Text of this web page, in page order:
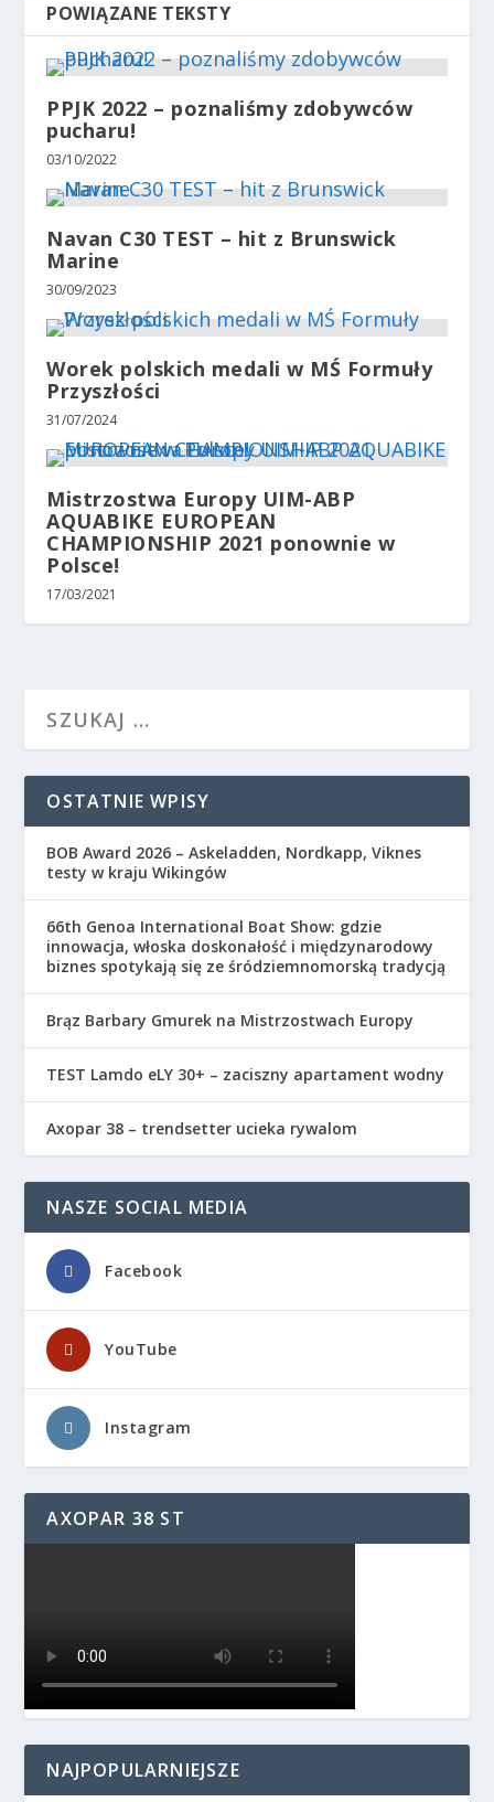
POWIĄZANE TEKSTY
PPJK 2022 – poznaliśmy zdobywców
pucharu!
03/10/2022
Navan C30 TEST – hit z Brunswick
Marine
30/09/2023
Worek polskich medali w MŚ Formuły
Przyszłości
31/07/2024
Mistrzostwa Europy UIM-ABP
AQUABIKE EUROPEAN
CHAMPIONSHIP 2021 ponownie w
Polsce!
17/03/2021
OSTATNIE WPISY
BOB Award 2026 – Askeladden, Nordkapp, Viknes
testy w kraju Wikingów
66th Genoa International Boat Show: gdzie
innowacja, włoska doskonałość i międzynarodowy
biznes spotykają się ze śródziemnomorską tradycją
Brąz Barbary Gmurek na Mistrzostwach Europy
TEST Lamdo eLY 30+ – zaciszny apartament wodny
Axopar 38 – trendsetter ucieka rywalom
NASZE SOCIAL MEDIA
Facebook
YouTube
Instagram
AXOPAR 38 ST
NAJPOPULARNIEJSZE